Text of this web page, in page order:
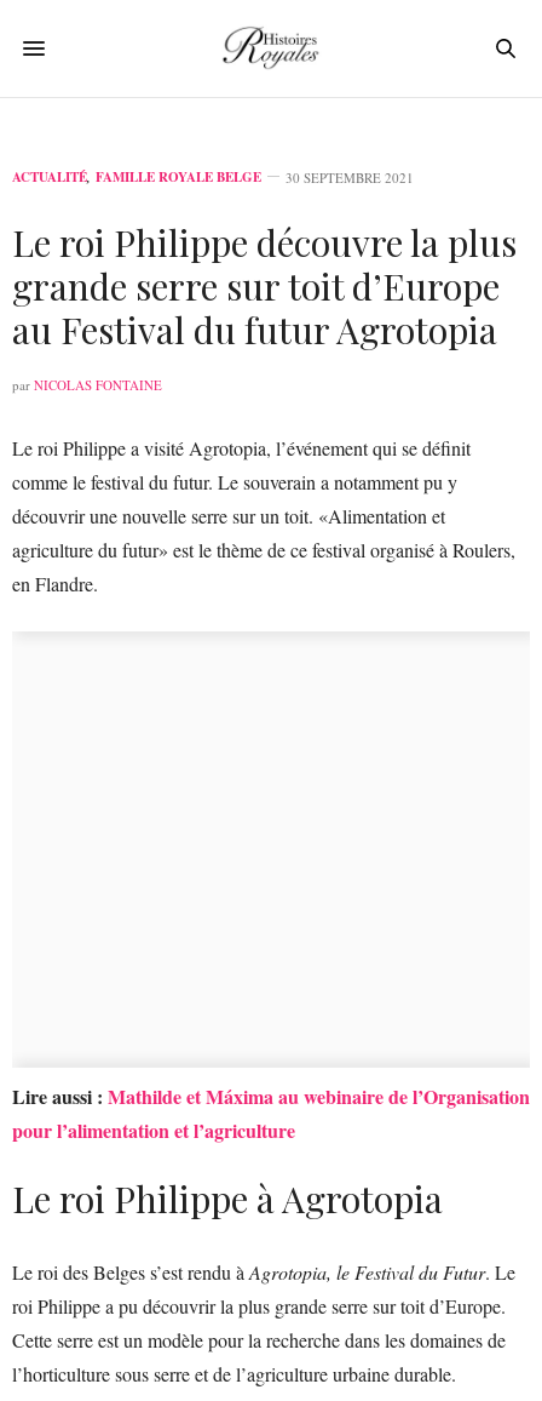
ACTUALITÉ, FAMILLE ROYALE BELGE 30 SEPTEMBRE 2021
Le roi Philippe découvre la plus
grande serre sur toit d’Europe
au Festival du futur Agrotopia
par NICOLAS FONTAINE
Le roi Philippe a visité Agrotopia, l’événement qui se définit
comme le festival du futur. Le souverain a notamment pu y
découvrir une nouvelle serre sur un toit. «Alimentation et
agriculture du futur» est le thème de ce festival organisé à Roulers,
en Flandre.
Lire aussi : Mathilde et Máxima au webinaire de l’Organisation
pour l’alimentation et l’agriculture
Le roi Philippe à Agrotopia
Le roi des Belges s’est rendu à Agrotopia, le Festival du Futur. Le
roi Philippe a pu découvrir la plus grande serre sur toit d’Europe.
Cette serre est un modèle pour la recherche dans les domaines de
l’horticulture sous serre et de l’agriculture urbaine durable.